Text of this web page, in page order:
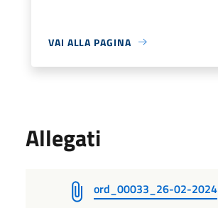
VAI ALLA PAGINA
Allegati
ord_00033_26-02-2024